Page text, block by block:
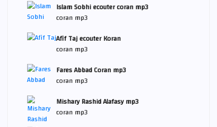
Islam Sobhi ecouter coran mp3
coran mp3
Afif Taj ecouter Koran
coran mp3
Fares Abbad Coran mp3
coran mp3
Mishary Rashid Alafasy mp3
coran mp3